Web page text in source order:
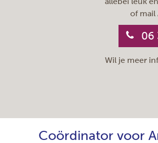
of mail
06
Wil je meer
Coördinator voor